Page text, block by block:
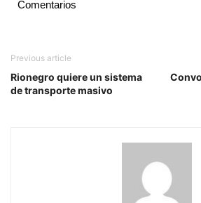
Comentarios
Previous article
Rionegro quiere un sistema
de transporte masivo